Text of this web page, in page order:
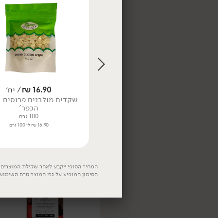
מטבעות שוקולד חלב 35%
- Lubeca
16.90
₪/ יח׳
שקדים מולבנים פרוסים
הכפר'
100 גרם
16.90 ₪ ל-100 גרם
המחיר הסופי ייקבע לאחר שקילת
הסימון המופיע על גבי המוצר טרם